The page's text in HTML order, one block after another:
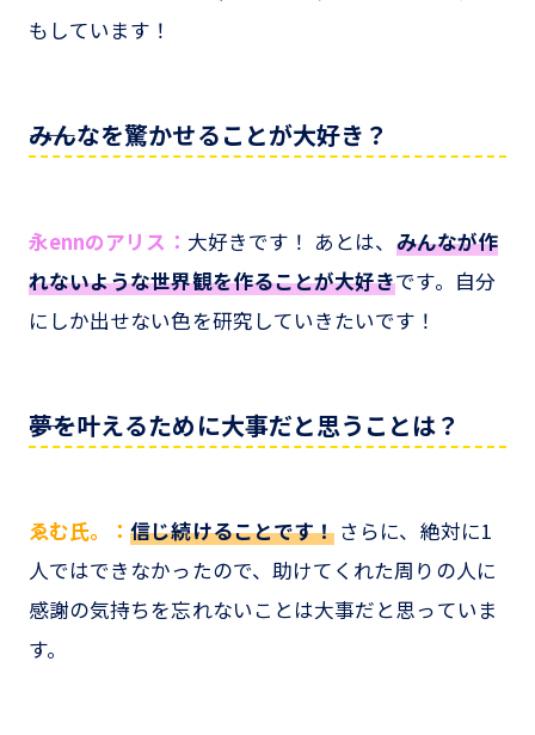
もしています！
――みんなを驚かせることが大好き？
永ennのアリス： 大好きです！ あとは、 みんなが作
れないような世界観を作ることが大好きです。自分
にしか出せない色を研究していきたいです！
――夢を叶えるために大事だと思うことは？
ゑむ氏。：信じ続けることです！ さらに、絶対に1
人ではできなかったので、助けてくれた周りの人に
感謝の気持ちを忘れないことは大事だと思っていま
す。